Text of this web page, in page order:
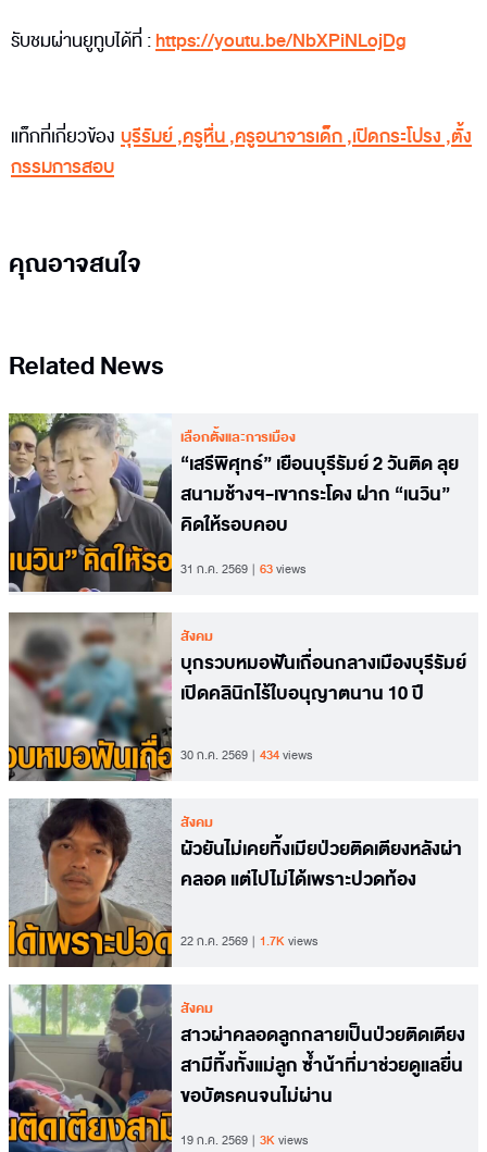
รับชมผ่านยูทูบได้ที่ :https://youtu.be/NbXPiNLojDg
แท็กที่เกี่ยวข้อง บุรีรัมย์,ครูหื่น,ครูอนาจารเด็ก,เปิดกระโปรง ,ตั้ง
กรรมการสอบ
คุณอาจสนใจ
Related News
เลือกตั้งและการเมือง
“เสรีพิศุทธ์” เยือนบุรีรัมย์ 2 วันติด ลุย
สนามช้างฯ-เขากระโดง ฝาก “เนวิน”
คิดให้รอบคอบ
31 ก.ค. 2569 63views
สังคม
บุกรวบหมอฟันเถื่อนกลางเมืองบุรีรัมย์
เปิดคลินิกไร้ใบอนุญาตนาน 10 ปี
30 ก.ค. 2569 434views
สังคม
ผัวยันไม่เคยทิ้งเมียป่วยติดเตียงหลังผ่า
คลอด แต่ไปไม่ได้เพราะปวดท้อง
22 ก.ค. 2569 1.7Kviews
สังคม
สาวผ่าคลอดลูกกลายเป็นป่วยติดเตียง
สามีทิ้งทั้งแม่ลูก ซ้ำน้าที่มาช่วยดูแลยื่น
ขอบัตรคนจนไม่ผ่าน
19 ก.ค. 2569 3Kviews